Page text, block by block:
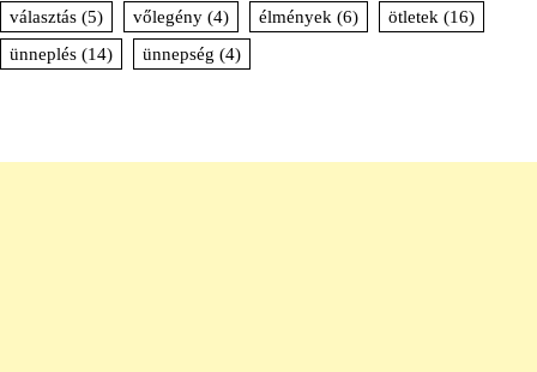
választás (5) vőlegény (4) élmények (6) ötletek (16)
ünneplés (14) ünnepség (4)